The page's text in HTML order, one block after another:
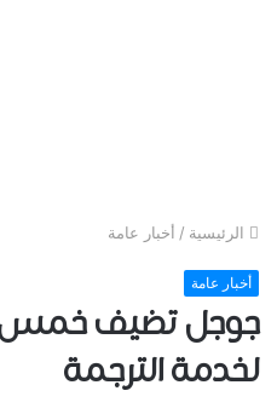
الرئيسية / أخبار عامة
أخبار عامة
ﺟﻮﺟﻞ ﺗﻀﻴﻒ خمس
ﻟﺨﺪﻣﺔ ﺍﻟﺘﺮﺟﻤﺔ